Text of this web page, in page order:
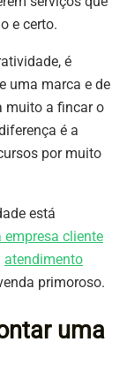
e certo.
é
uma marca e de
muito a fincar o
é a
por muito
está
empresa cliente
atendimento
primoroso.
uma